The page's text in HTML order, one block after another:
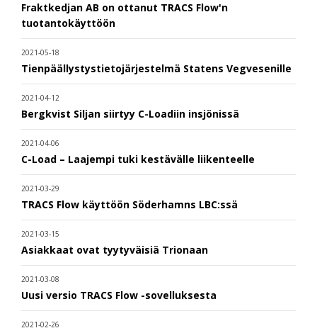
Fraktkedjan AB on ottanut TRACS Flow'n
tuotantokäyttöön
2021-05-18
Tienpäällystystietojärjestelmä Statens Vegvesenille
2021-04-12
Bergkvist Siljan siirtyy C-Loadiin insjönissä
2021-04-06
C-Load – Laajempi tuki kestävälle liikenteelle
2021-03-29
TRACS Flow käyttöön Söderhamns LBC:ssä
2021-03-15
Asiakkaat ovat tyytyväisiä Trionaan
2021-03-08
Uusi versio TRACS Flow -sovelluksesta
2021-02-26